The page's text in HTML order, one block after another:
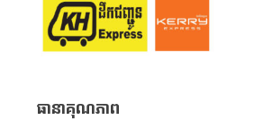
ធានាគុណភាព